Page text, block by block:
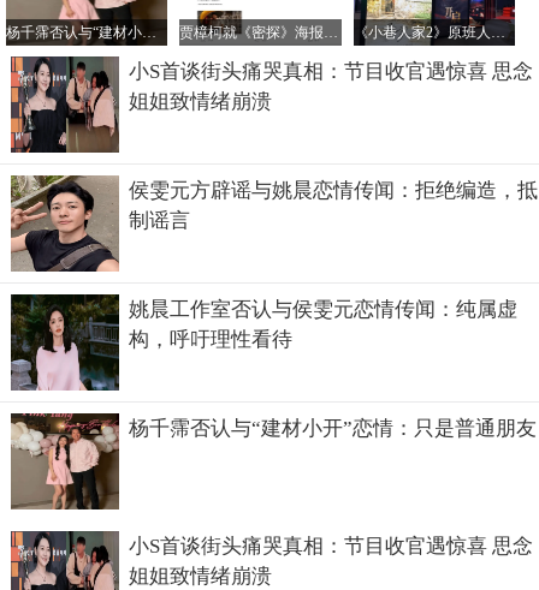
杨千霈否认与“建材小开”恋情：只是普通朋友 贾樟柯就《密探》海报未经授权汉化致歉：责任在我 《小巷人家2》原班人马回归传闻不实，正午阳光官方辟谣
小S首谈街头痛哭真相：节目收官遇惊喜 思念
姐姐致情绪崩溃
侯雯元方辟谣与姚晨恋情传闻：拒绝编造，抵
制谣言
姚晨工作室否认与侯雯元恋情传闻：纯属虚
构，呼吁理性看待
杨千霈否认与“建材小开”恋情：只是普通朋友
小S首谈街头痛哭真相：节目收官遇惊喜 思念
姐姐致情绪崩溃